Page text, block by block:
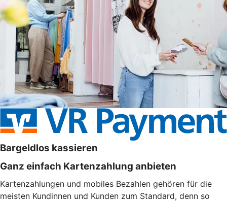
Bargeldlos kassieren
Ganz einfach Kartenzahlung anbieten
Kartenzahlungen und mobiles Bezahlen gehören für die
meisten Kundinnen und Kunden zum Standard, denn so